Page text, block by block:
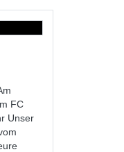
FC
Unser